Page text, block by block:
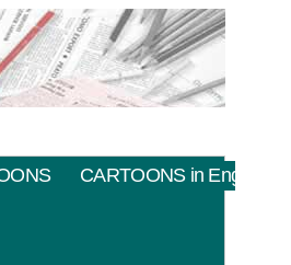
CARTOONS in English